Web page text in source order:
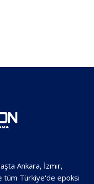
Ankara, İzmir,
tüm Türkiye'de epoksi